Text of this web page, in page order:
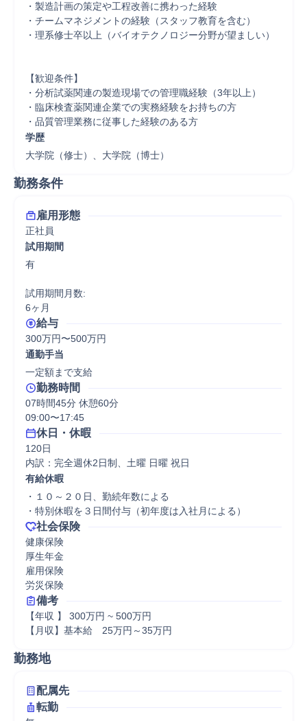
・製造計画の策定や工程改善に携わった経験
・チームマネジメントの経験（スタッフ教育を含む）
・理系修士卒以上（バイオテクノロジー分野が望ましい）
【歓迎条件】
・分析試薬関連の製造現場での管理職経験（3年以上）
・臨床検査薬関連企業での実務経験をお持ちの方
・品質管理業務に従事した経験のある方
学歴
大学院（修士）、大学院（博士）
勤務条件
雇用形態
正社員
試用期間
有
試用期間月数:
6ヶ月
給与
300万円〜500万円
通勤手当
一定額まで支給
勤務時間
07時間45分 休憩60分
09:00〜17:45
休日・休暇
120日
内訳：完全週休2日制、土曜 日曜 祝日
有給休暇
・１０～２０日、勤続年数による
・特別休暇を３日間付与（初年度は入社月による）
社会保険
健康保険
厚生年金
雇用保険
労災保険
備考
【年収 】 300万円 ~ 500万円
【月収】基本給　25万円～35万円
勤務地
配属先
転勤